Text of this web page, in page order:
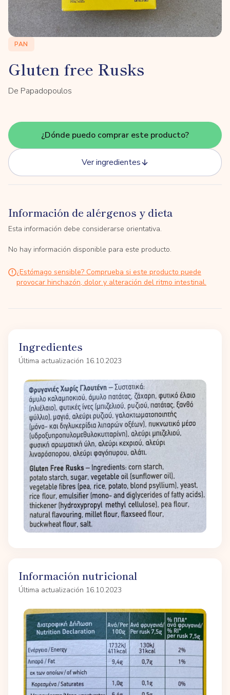
PAN
Gluten free Rusks
De Papadopoulos
¿Dónde puedo comprar este producto?
Ver ingredientes
Información de alérgenos y dieta
Esta información debe considerarse orientativa.
No hay información disponible para este producto.
¿Estómago sensible? Comprueba si este producto puede
provocar hinchazón, dolor y alteración del ritmo intestinal.
Ingredientes
Última actualización 16.10.2023
Información nutricional
Última actualización 16.10.2023